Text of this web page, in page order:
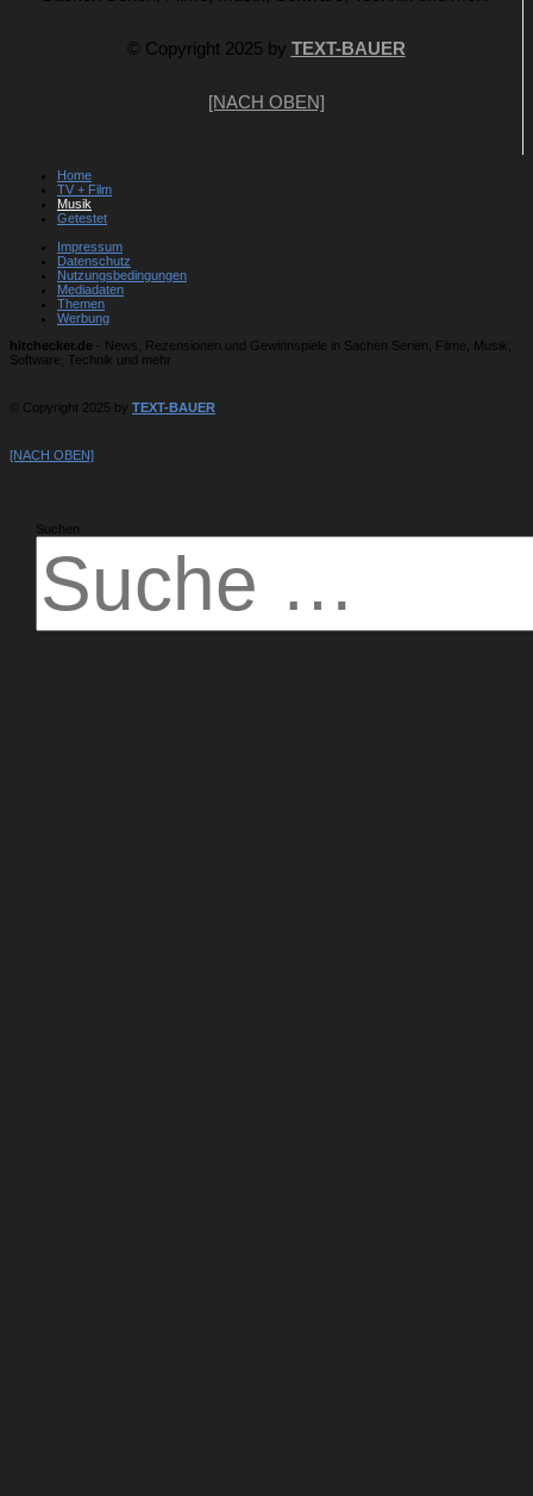
© Copyright 2025 by TEXT-BAUER
[NACH OBEN]
Home
TV + Film
Musik
Getestet
Impressum
Datenschutz
Nutzungsbedingungen
Mediadaten
Themen
Werbung
hitchecker.de - News, Rezensionen und Gewinnspiele in Sachen Serien, Filme, Musik,
Software, Technik und mehr
© Copyright 2025 by TEXT-BAUER
[NACH OBEN]
Suchen